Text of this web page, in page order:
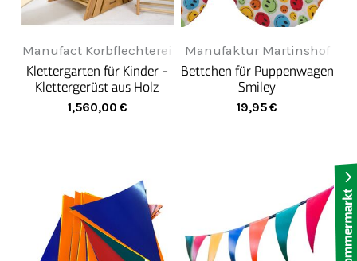
Manufact Korbflechterei
Klettergarten für Kinder -
Klettergerüst aus Holz
1,560,00 €
Manufaktur Martinshof
Bettchen für Puppenwagen
Smiley
19,95€